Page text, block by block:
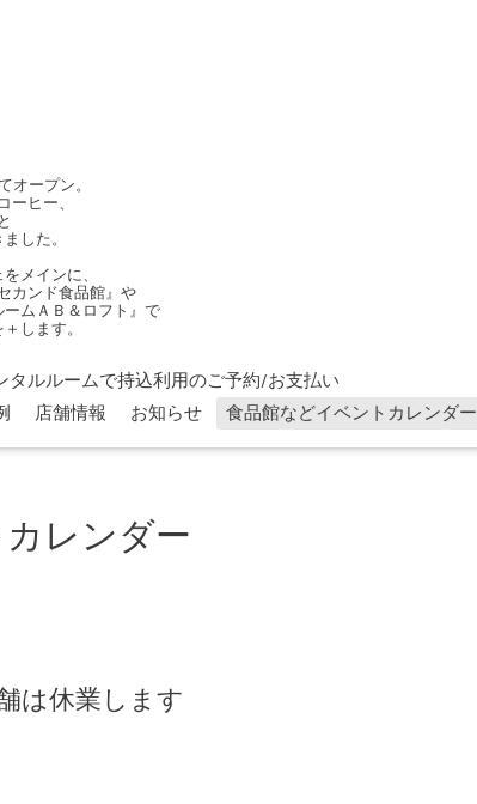
オープン。
ーヒー、
した。
をメインに、
カンド食品館』や
ムＡＢ＆ロフト』で
します。
タルルームで持込利用のご予約/お支払い
店舗情報 お知らせ 食品館などイベントカレンダー
レンダー
は休業します